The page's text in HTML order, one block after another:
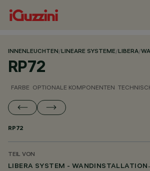
INNENLEUCHTEN/LINEARE SYSTEME/LIBERA/
RP72
FARBE OPTIONALE KOMPONENTEN
RP72
TEIL VON
LIBERA SYSTEM - WANDINSTALLATION